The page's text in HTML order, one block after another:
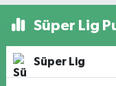
Süper Lig
Süper Lig